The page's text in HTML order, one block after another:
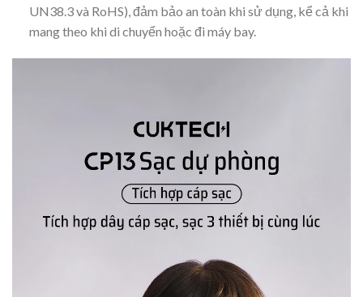
UN38.3 và RoHS), đảm bảo an toàn khi sử dụng, kể cả khi
mang theo khi di chuyển hoặc đi máy bay.